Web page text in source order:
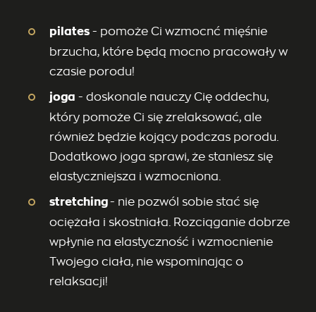
pilates - pomoże Ci wzmocnć mięśnie
brzucha, które będą mocno pracowały w
czasie porodu!
joga - doskonale nauczy Cię oddechu,
który pomoże Ci się zrelaksować, ale
również będzie kojący podczas porodu.
Dodatkowo joga sprawi, że staniesz się
elastyczniejsza i wzmocniona.
stretching- nie pozwól sobie stać się
ociężała i skostniała. Rozciąganie dobrze
wpłynie na elastyczność i wzmocnienie
Twojego ciała, nie wspominając o
relaksacji!